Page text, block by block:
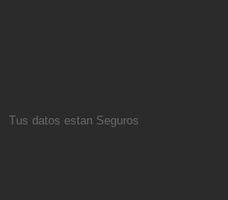
Tus datos estan Seguros